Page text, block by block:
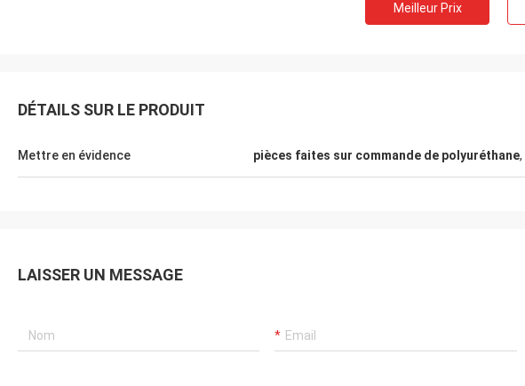
produites.
Meilleur Prix
DÉTAILS SUR LE PRODUIT
Mettre en évidence pièces faites sur commande de polyuréthane,
LAISSER UN MESSAGE